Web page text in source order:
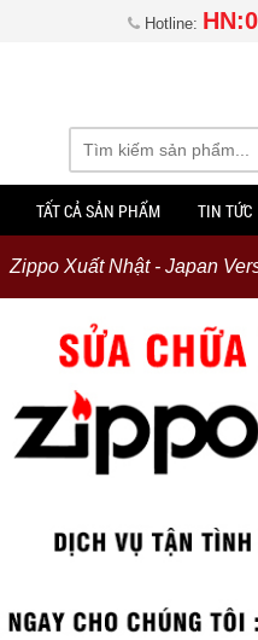
Hotline:
TẤT CẢ SẢN PHẨM TIN TỨC
Zippo Xuất Nhật - Japan